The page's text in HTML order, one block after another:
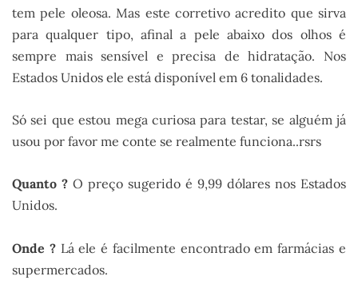
tem pele oleosa. Mas este corretivo acredito que sirva
para qualquer tipo, afinal a pele abaixo dos olhos é
sempre mais sensível e precisa de hidratação. Nos
Estados Unidos ele está disponível em 6 tonalidades.
Só sei que estou mega curiosa para testar, se alguém já
usou por favor me conte se realmente funciona..rsrs
Quanto ? O preço sugerido é 9,99 dólares nos Estados
Unidos.
Onde ?Lá ele é facilmente encontrado em farmácias e
supermercados.